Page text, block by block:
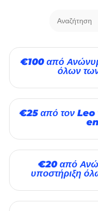
€100 από
όλων
€25 από τον Leo
€20 από
υποστήριξη